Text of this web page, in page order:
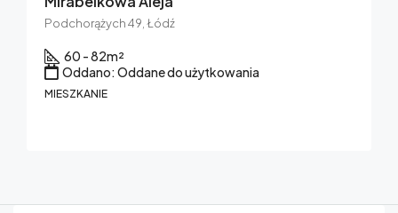
Podchorążych 49, Łódź
60 - 82m²
Oddano: Oddane do użytkowania
MIESZKANIE